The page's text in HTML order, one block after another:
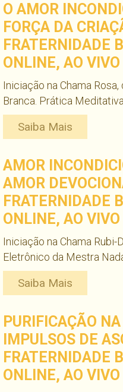
O AMOR
FORÇA DA
FRATERNIDADE
ONLINE, AO VIVO
Iniciação na Chama
Branca. Prática Meditativa
Saiba Mais
AMOR
AMOR
FRATERNIDADE
ONLINE, AO VIVO
Iniciação na Chama
Eletrônico da Mestra
Saiba Mais
PURIFICAÇÃO
IMPULSOS DE
FRATERNIDADE
ONLINE, AO VIVO